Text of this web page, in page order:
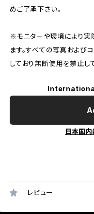
めご了承下さい。
※モニターや環境により実
ます。すべての写真および
しており無断使用を禁止し
日本国
レビュー